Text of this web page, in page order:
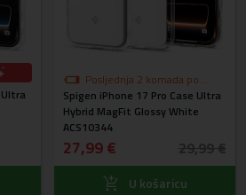
Ultra
Posljednja 2 komada po
akcijskoj cijeni
Spigen iPhone 17 Pro Case Ultra
Hybrid MagFit Glossy White
ACS10344
27,99 €
U košaricu